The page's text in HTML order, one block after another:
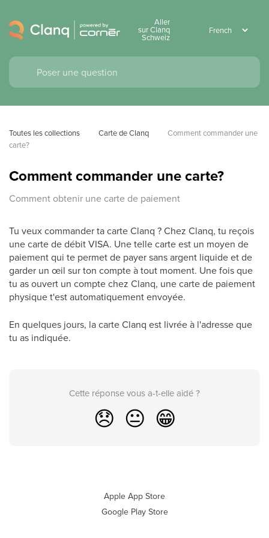
Aller
sur Clanq
Schweiz
Toutes les collections Carte de Clanq
Comment commander une
carte?
Comment commander une carte?
Comment obtenir une carte de paiement
Tu veux commander ta carte Clanq ? Chez Clanq, tu reçois
une carte de débit VISA. Une telle carte est un moyen de
paiement qui te permet de payer sans argent liquide et de
garder un œil sur ton compte à tout moment. Une fois que
tu as ouvert un compte chez Clanq, une carte de paiement
physique t'est automatiquement envoyée.
En quelques jours, la carte Clanq est livrée à l'adresse que
tu as indiquée.
Cette réponse vous a-t-elle aidé ?
😞 😐 😁
Apple App Store
Google Play Store